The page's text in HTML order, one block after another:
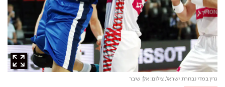
גרין במדי נבחרת ישראל,צילום: אלן שיבר